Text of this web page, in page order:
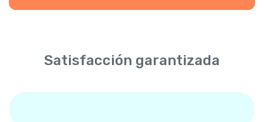
Satisfacción garantizada